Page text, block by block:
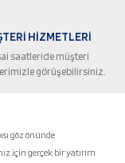
HİZMETLERİ
saatleride müşteri
görüşebilirsiniz.
göz önünde
için gerçek bir yatırım